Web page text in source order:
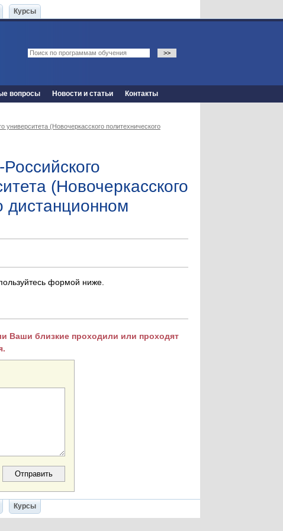
Курсы
вопросы Новости и статьи Контакты
университета (Новочеркасского политехнического
(Новочеркасского
дистанционном
формой ниже.
Ваши близкие проходили или проходят
Курсы